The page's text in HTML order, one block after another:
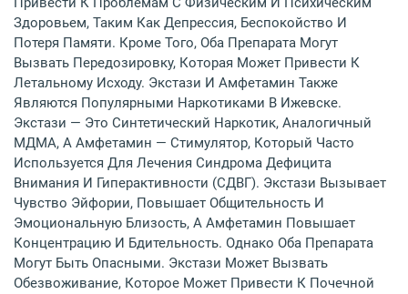
Здоровьем, Таким Как Депрессия, Беспокойство И
Потеря Памяти. Кроме Того, Оба Препарата Могут
Вызвать Передозировку, Которая Может Привести К
Летальному Исходу. Экстази И Амфетамин Также
Являются Популярными Наркотиками В Ижевске.
Экстази — Это Синтетический Наркотик, Аналогичный
МДМА, А Амфетамин — Стимулятор, Который Часто
Используется Для Лечения Синдрома Дефицита
Внимания И Гиперактивности (СДВГ). Экстази Вызывает
Чувство Эйфории, Повышает Общительность И
Эмоциональную Близость, А Амфетамин Повышает
Концентрацию И Бдительность. Однако Оба Препарата
Могут Быть Опасными. Экстази Может Вызвать
Обезвоживание, Которое Может Привести К Почечной